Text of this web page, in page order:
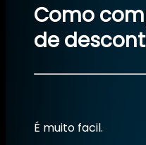
Como
de
É muito facil.